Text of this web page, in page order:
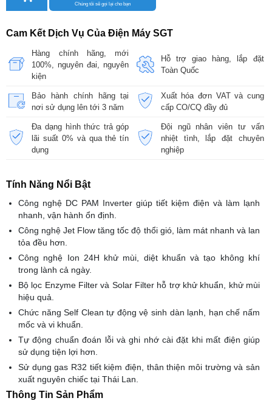
Chúng tôi sẽ gọi lại cho bạn
Cam Kết Dịch Vụ Của Điện Máy SGT
Hàng chính hãng, mới
100%, nguyên đai, nguyên
kiện
Hỗ trợ giao hàng, lắp đặt
Toàn Quốc
Bảo hành chính hãng tại
nơi sử dụng lên tới 3 năm
Xuất hóa đơn VAT và cung
cấp CO/CQ đầy đủ
Đa dạng hình thức trả góp
lãi suất 0% và qua thẻ tín
dụng
Đội ngũ nhân viên tư vấn
nhiệt tình, lắp đặt chuyên
nghiệp
Tính Năng Nổi Bật
Công nghệ DC PAM Inverter giúp tiết kiệm điện và làm lạnh
nhanh, vận hành ổn định.
Công nghệ Jet Flow tăng tốc độ thổi gió, làm mát nhanh và lan
tỏa đều hơn.
Công nghệ Ion 24H khử mùi, diệt khuẩn và tạo không khí
trong lành cả ngày.
Bộ lọc Enzyme Filter và Solar Filter hỗ trợ khử khuẩn, khử mùi
hiệu quả.
Chức năng Self Clean tự động vệ sinh dàn lạnh, hạn chế nấm
mốc và vi khuẩn.
Tự động chuẩn đoán lỗi và ghi nhớ cài đặt khi mất điện giúp
sử dụng tiện lợi hơn.
Sử dụng gas R32 tiết kiệm điện, thân thiện môi trường và sản
xuất nguyên chiếc tại Thái Lan.
Thông Tin Sản Phẩm